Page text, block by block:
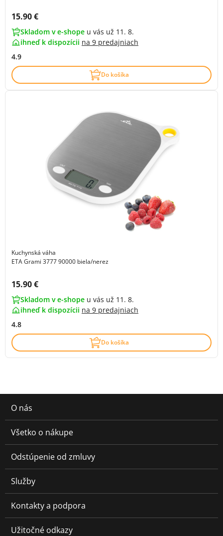
Cena s DPH:
15.90 €
Skladom v e-shope u vás už 11. 8.
ihneď k dispozícii na 9 predajniach
4.9
Do košíka
Kuchynská váha
ETA Grami 3777 90000 biela/nerez
Cena s DPH:
15.90 €
Skladom v e-shope u vás už 11. 8.
ihneď k dispozícii na 9 predajniach
4.8
Do košíka
O nás
Všetko o nákupe
Odstúpenie od zmluvy
Služby
Kontakty a podpora
Užitočné odkazy